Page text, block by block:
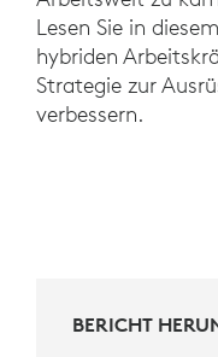
Lesen Sie in
hybriden
Strategie zur
verbessern.
BERICHT